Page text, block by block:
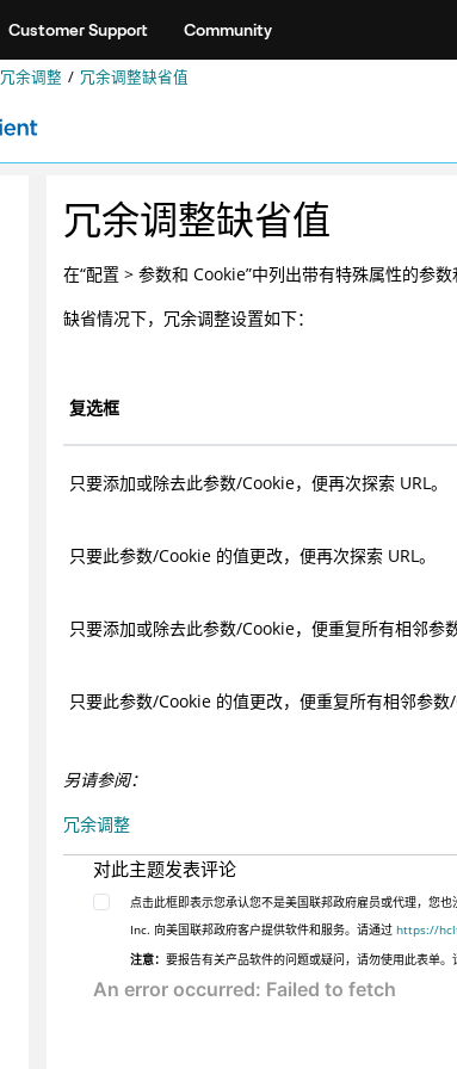
Customer Support Community
冗余调整 冗余调整缺省值
冗余调整缺省值
在“配置 > 参数和 Cookie”中列出带有特殊属性的参数
缺省情况下，冗余调整设置如下：
复选框
只要添加或除去此参数/Cookie，便再次探索 URL。
只要此参数/Cookie 的值更改，便再次探索 URL。
只要添加或除去此参数/Cookie，便重复所有相邻参
只要此参数/Cookie 的值更改，便重复所有相邻参数/
另请参阅：
冗余调整
对此主题发表评论
点击此框即表示您承认您不是美国联邦政府雇员或代理，您
Inc. 向美国联邦政府客户提供软件和服务。请通过https://
注意：要报告有关产品软件的问题或疑问，请勿使用此表单。